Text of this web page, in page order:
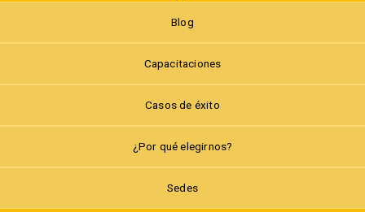
Blog
Capacitaciones
Casos de éxito
¿Por qué elegirnos?
Sedes